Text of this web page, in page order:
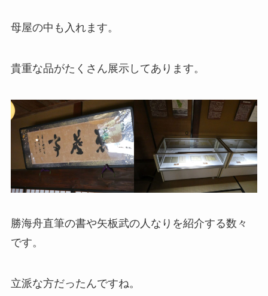
母屋の中も入れます。
貴重な品がたくさん展示してあります。
勝海舟直筆の書や矢板武の人なりを紹介する数々
です。
立派な方だったんですね。